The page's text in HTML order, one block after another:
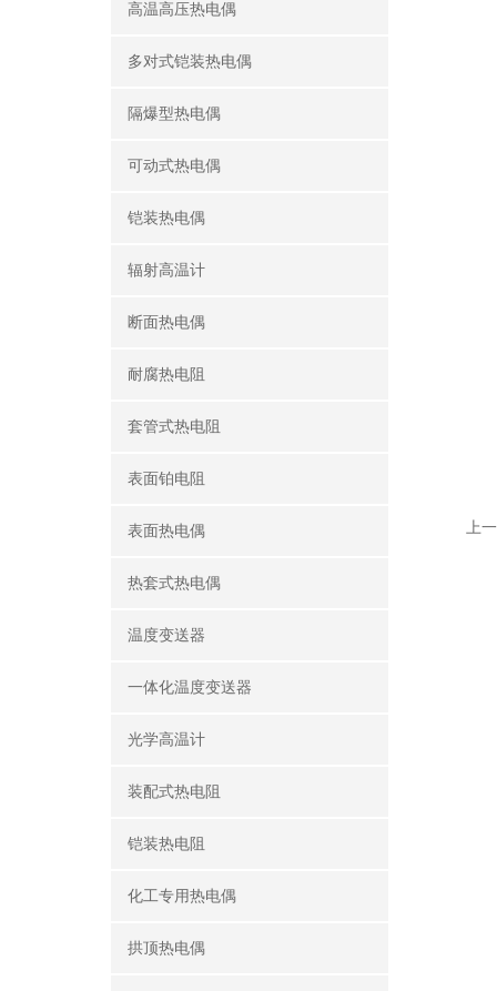
高温高压热电偶
多对式铠装热电偶
隔爆型热电偶
可动式热电偶
铠装热电偶
辐射高温计
断面热电偶
耐腐热电阻
套管式热电阻
表面铂电阻
表面热电偶
热套式热电偶
温度变送器
一体化温度变送器
光学高温计
装配式热电阻
铠装热电阻
化工专用热电偶
拱顶热电偶
上